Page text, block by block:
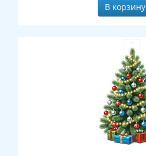
В корзину